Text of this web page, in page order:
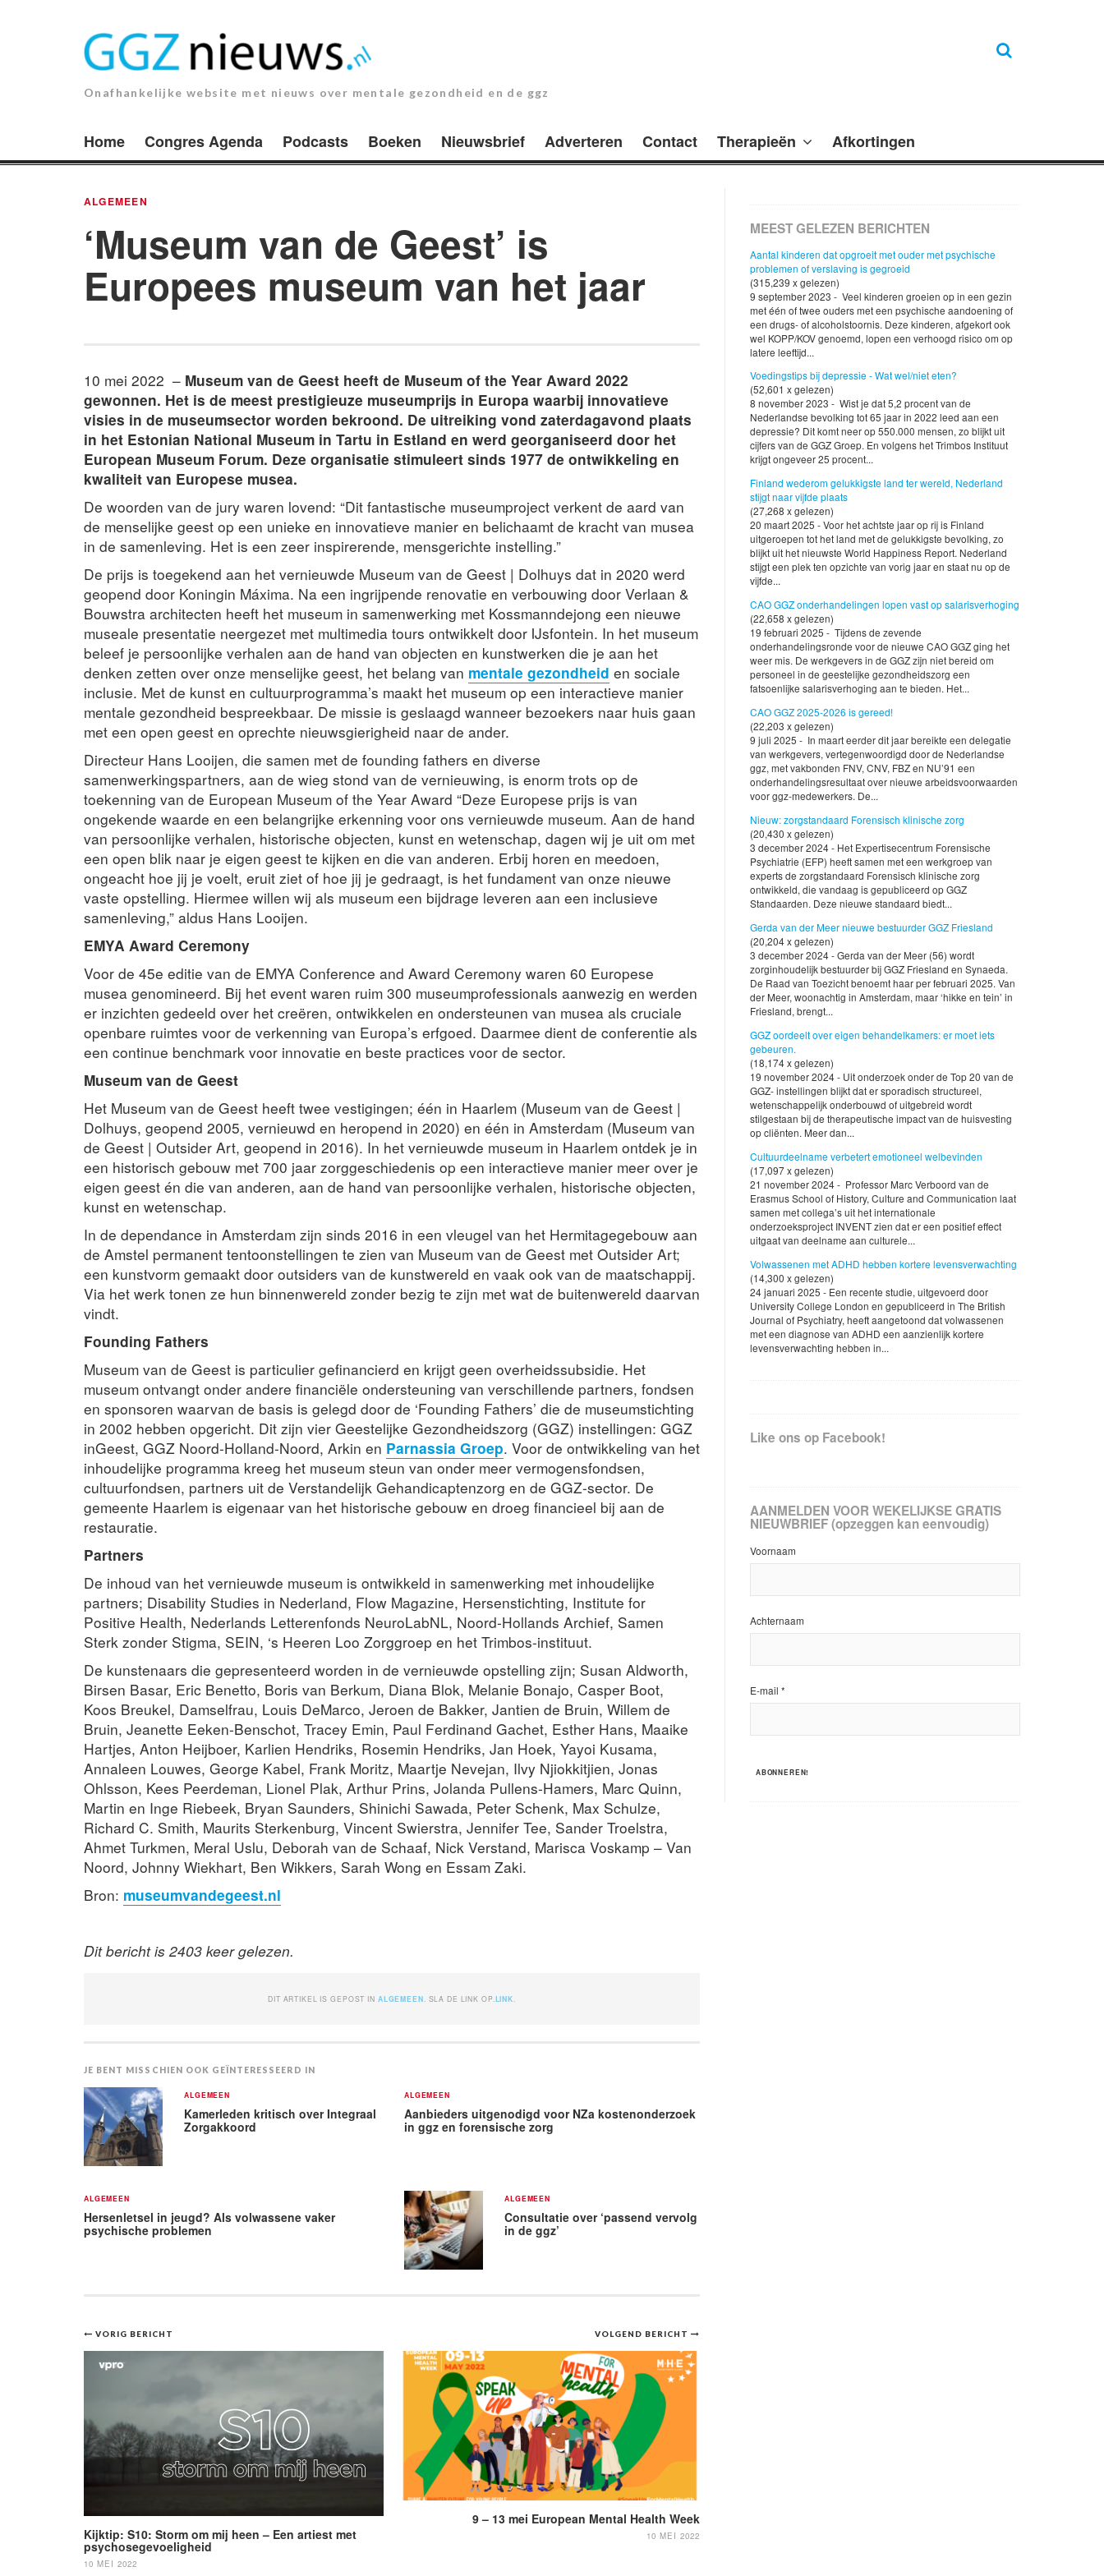
Onafhankelijke website met nieuws over mentale gezondheid en de ggz
Home Congres Agenda Podcasts Boeken Nieuwsbrief Adverteren Contact Therapieën Afkortingen
ALGEMEEN
‘Museum van de Geest’ is
Europees museum van het jaar
10 mei 2022 – Museum van de Geest heeft de Museum of the Year Award 2022
gewonnen. Het is de meest prestigieuze museumprijs in Europa waarbij innovatieve
visies in de museumsector worden bekroond. De uitreiking vond zaterdagavond plaats
in het Estonian National Museum in Tartu in Estland en werd georganiseerd door het
European Museum Forum. Deze organisatie stimuleert sinds 1977 de ontwikkeling en
kwaliteit van Europese musea.
De woorden van de jury waren lovend: “Dit fantastische museumproject verkent de aard van
de menselijke geest op een unieke en innovatieve manier en belichaamt de kracht van musea
in de samenleving. Het is een zeer inspirerende, mensgerichte instelling.”
De prijs is toegekend aan het vernieuwde Museum van de Geest | Dolhuys dat in 2020 werd
geopend door Koningin Máxima. Na een ingrijpende renovatie en verbouwing door Verlaan &
Bouwstra architecten heeft het museum in samenwerking met Kossmanndejong een nieuwe
museale presentatie neergezet met multimedia tours ontwikkelt door IJsfontein. In het museum
beleef je persoonlijke verhalen aan de hand van objecten en kunstwerken die je aan het
denken zetten over onze menselijke geest, het belang van mentale gezondheid en sociale
inclusie. Met de kunst en cultuurprogramma’s maakt het museum op een interactieve manier
mentale gezondheid bespreekbaar. De missie is geslaagd wanneer bezoekers naar huis gaan
met een open geest en oprechte nieuwsgierigheid naar de ander.
Directeur Hans Looijen, die samen met de founding fathers en diverse
samenwerkingspartners, aan de wieg stond van de vernieuwing, is enorm trots op de
toekenning van de European Museum of the Year Award “Deze Europese prijs is van
ongekende waarde en een belangrijke erkenning voor ons vernieuwde museum. Aan de hand
van persoonlijke verhalen, historische objecten, kunst en wetenschap, dagen wij je uit om met
een open blik naar je eigen geest te kijken en die van anderen. Erbij horen en meedoen,
ongeacht hoe jij je voelt, eruit ziet of hoe jij je gedraagt, is het fundament van onze nieuwe
vaste opstelling. Hiermee willen wij als museum een bijdrage leveren aan een inclusieve
samenleving,” aldus Hans Looijen.
EMYA Award Ceremony
Voor de 45e editie van de EMYA Conference and Award Ceremony waren 60 Europese
musea genomineerd. Bij het event waren ruim 300 museumprofessionals aanwezig en werden
er inzichten gedeeld over het creëren, ontwikkelen en ondersteunen van musea als cruciale
openbare ruimtes voor de verkenning van Europa’s erfgoed. Daarmee dient de conferentie als
een continue benchmark voor innovatie en beste practices voor de sector.
Museum van de Geest
Het Museum van de Geest heeft twee vestigingen; één in Haarlem (Museum van de Geest |
Dolhuys, geopend 2005, vernieuwd en heropend in 2020) en één in Amsterdam (Museum van
de Geest | Outsider Art, geopend in 2016). In het vernieuwde museum in Haarlem ontdek je in
een historisch gebouw met 700 jaar zorggeschiedenis op een interactieve manier meer over je
eigen geest én die van anderen, aan de hand van persoonlijke verhalen, historische objecten,
kunst en wetenschap.
In de dependance in Amsterdam zijn sinds 2016 in een vleugel van het Hermitagegebouw aan
de Amstel permanent tentoonstellingen te zien van Museum van de Geest met Outsider Art;
een kunstvorm gemaakt door outsiders van de kunstwereld en vaak ook van de maatschappij.
Via het werk tonen ze hun binnenwereld zonder bezig te zijn met wat de buitenwereld daarvan
vindt.
Founding Fathers
Museum van de Geest is particulier gefinancierd en krijgt geen overheidssubsidie. Het
museum ontvangt onder andere financiële ondersteuning van verschillende partners, fondsen
en sponsoren waarvan de basis is gelegd door de ‘Founding Fathers’ die de museumstichting
in 2002 hebben opgericht. Dit zijn vier Geestelijke Gezondheidszorg (GGZ) instellingen: GGZ
inGeest, GGZ Noord-Holland-Noord, Arkin en Parnassia Groep. Voor de ontwikkeling van het
inhoudelijke programma kreeg het museum steun van onder meer vermogensfondsen,
cultuurfondsen, partners uit de Verstandelijk Gehandicaptenzorg en de GGZ-sector. De
gemeente Haarlem is eigenaar van het historische gebouw en droeg financieel bij aan de
restauratie.
Partners
De inhoud van het vernieuwde museum is ontwikkeld in samenwerking met inhoudelijke
partners; Disability Studies in Nederland, Flow Magazine, Hersenstichting, Institute for
Positive Health, Nederlands Letterenfonds NeuroLabNL, Noord-Hollands Archief, Samen
Sterk zonder Stigma, SEIN, ‘s Heeren Loo Zorggroep en het Trimbos-instituut.
De kunstenaars die gepresenteerd worden in de vernieuwde opstelling zijn; Susan Aldworth,
Birsen Basar, Eric Benetto, Boris van Berkum, Diana Blok, Melanie Bonajo, Casper Boot,
Koos Breukel, Damselfrau, Louis DeMarco, Jeroen de Bakker, Jantien de Bruin, Willem de
Bruin, Jeanette Eeken-Benschot, Tracey Emin, Paul Ferdinand Gachet, Esther Hans, Maaike
Hartjes, Anton Heijboer, Karlien Hendriks, Rosemin Hendriks, Jan Hoek, Yayoi Kusama,
Annaleen Louwes, George Kabel, Frank Moritz, Maartje Nevejan, Ilvy Njiokkitjien, Jonas
Ohlsson, Kees Peerdeman, Lionel Plak, Arthur Prins, Jolanda Pullens-Hamers, Marc Quinn,
Martin en Inge Riebeek, Bryan Saunders, Shinichi Sawada, Peter Schenk, Max Schulze,
Richard C. Smith, Maurits Sterkenburg, Vincent Swierstra, Jennifer Tee, Sander Troelstra,
Ahmet Turkmen, Meral Uslu, Deborah van de Schaaf, Nick Verstand, Marisca Voskamp – Van
Noord, Johnny Wiekhart, Ben Wikkers, Sarah Wong en Essam Zaki.
Bron: museumvandegeest.nl
Dit bericht is 2403 keer gelezen.
DIT ARTIKEL IS GEPOST IN ALGEMEEN . SLA DE LINK OP. LINK
JE BENT MISSCHIEN OOK GEÏNTERESSEERD IN
ALGEMEEN
Kamerleden kritisch over Integraal
Zorgakkoord
ALGEMEEN
Aanbieders uitgenodigd voor NZa kostenonderzoek
in ggz en forensische zorg
ALGEMEEN
Hersenletsel in jeugd? Als volwassene vaker
psychische problemen
ALGEMEEN
Consultatie over ‘passend vervolg
in de ggz’
Bericht
navigatie
VOLGEND BERICHT
9 – 13 mei European Mental Health Week
10 MEI 2022
VORIG BERICHT
Kijktip: S10: Storm om mij heen – Een artiest met
psychosegevoeligheid
10 MEI 2022
MEEST GELEZEN BERICHTEN
Aantal kinderen dat opgroeit met ouder met psychische
problemen of verslaving is gegroeid
(315,239 x gelezen)
9 september 2023 - Veel kinderen groeien op in een gezin
met één of twee ouders met een psychische aandoening of
een drugs- of alcoholstoornis. Deze kinderen, afgekort ook
wel KOPP/KOV genoemd, lopen een verhoogd risico om op
latere leeftijd...
Voedingstips bij depressie - Wat wel/niet eten?
(52,601 x gelezen)
8 november 2023 - Wist je dat 5,2 procent van de
Nederlandse bevolking tot 65 jaar in 2022 leed aan een
depressie? Dit komt neer op 550.000 mensen, zo blijkt uit
cijfers van de GGZ Groep. En volgens het Trimbos Instituut
krijgt ongeveer 25 procent...
Finland wederom gelukkigste land ter wereld, Nederland
stijgt naar vijfde plaats
(27,268 x gelezen)
20 maart 2025 - Voor het achtste jaar op rij is Finland
uitgeroepen tot het land met de gelukkigste bevolking, zo
blijkt uit het nieuwste World Happiness Report. Nederland
stijgt een plek ten opzichte van vorig jaar en staat nu op de
vijfde...
CAO GGZ onderhandelingen lopen vast op salarisverhoging
(22,658 x gelezen)
19 februari 2025 - Tijdens de zevende
onderhandelingsronde voor de nieuwe CAO GGZ ging het
weer mis. De werkgevers in de GGZ zijn niet bereid om
personeel in de geestelijke gezondheidszorg een
fatsoenlijke salarisverhoging aan te bieden. Het...
CAO GGZ 2025-2026 is gereed!
(22,203 x gelezen)
9 juli 2025 - In maart eerder dit jaar bereikte een delegatie
van werkgevers, vertegenwoordigd door de Nederlandse
ggz, met vakbonden FNV, CNV, FBZ en NU’91 een
onderhandelingsresultaat over nieuwe arbeidsvoorwaarden
voor ggz-medewerkers. De...
Nieuw: zorgstandaard Forensisch klinische zorg
(20,430 x gelezen)
3 december 2024 - Het Expertisecentrum Forensische
Psychiatrie (EFP) heeft samen met een werkgroep van
experts de zorgstandaard Forensisch klinische zorg
ontwikkeld, die vandaag is gepubliceerd op GGZ
Standaarden. Deze nieuwe standaard biedt...
Gerda van der Meer nieuwe bestuurder GGZ Friesland
(20,204 x gelezen)
3 december 2024 - Gerda van der Meer (56) wordt
zorginhoudelijk bestuurder bij GGZ Friesland en Synaeda.
De Raad van Toezicht benoemt haar per februari 2025. Van
der Meer, woonachtig in Amsterdam, maar ‘hikke en tein’ in
Friesland, brengt...
GGZ oordeelt over eigen behandelkamers: er moet iets
gebeuren.
(18,174 x gelezen)
19 november 2024 - Uit onderzoek onder de Top 20 van de
GGZ- instellingen blijkt dat er sporadisch structureel,
wetenschappelijk onderbouwd of uitgebreid wordt
stilgestaan bij de therapeutische impact van de huisvesting
op cliënten. Meer dan...
Cultuurdeelname verbetert emotioneel welbevinden
(17,097 x gelezen)
21 november 2024 - Professor Marc Verboord van de
Erasmus School of History, Culture and Communication laat
samen met collega’s uit het internationale
onderzoeksproject INVENT zien dat er een positief effect
uitgaat van deelname aan culturele...
Volwassenen met ADHD hebben kortere levensverwachting
(14,300 x gelezen)
24 januari 2025 - Een recente studie, uitgevoerd door
University College London en gepubliceerd in The British
Journal of Psychiatry, heeft aangetoond dat volwassenen
met een diagnose van ADHD een aanzienlijk kortere
levensverwachting hebben in...
Like ons op Facebook!
AANMELDEN VOOR WEKELIJKSE GRATIS
NIEUWBRIEF (opzeggen kan eenvoudig)
Voornaam
Achternaam
E-mail *